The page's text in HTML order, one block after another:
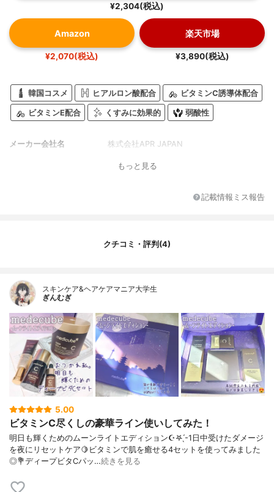
¥2,304(税込)
Amazon
¥2,070(税込)
楽天市場
¥3,890(税込)
韓国コスメ ヒアルロン酸配合 ビタミンC誘導体配合
ビタミンE配合 くすみに効果的 弱酸性
メーカー会社名 株式会社APR JAPAN
もっと見る
記載情報ミス報告
クチコミ・評判(4)
スキンケア&ヘアケアマニア大学生
ぎんむぎ
5.00
ビタミンC尽くしの豪華ライン使いしてみた！
明日も輝くためのムーンライトエディション☪︎𖤐 ̖́-1日中受けたダメージ
を夜にリセットケア🍋ビタミンで肌を癒せる4セットを使ってみました
◎💐ディープビタCパッ…続きを見る